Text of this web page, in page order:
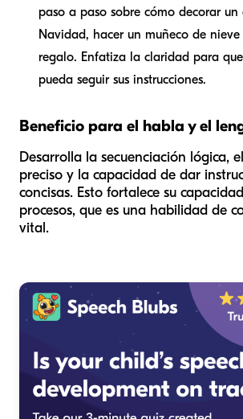
paso a paso sobre cómo decorar
Navidad, hacer un muñeco de
regalo. Enfatiza la claridad para
pueda seguir sus instrucciones.
Beneficio para el habla y el
Desarrolla la secuenciación lógica,
preciso y la capacidad de dar
concisas. Esto fortalece su
procesos, que es una habilidad de
vital.